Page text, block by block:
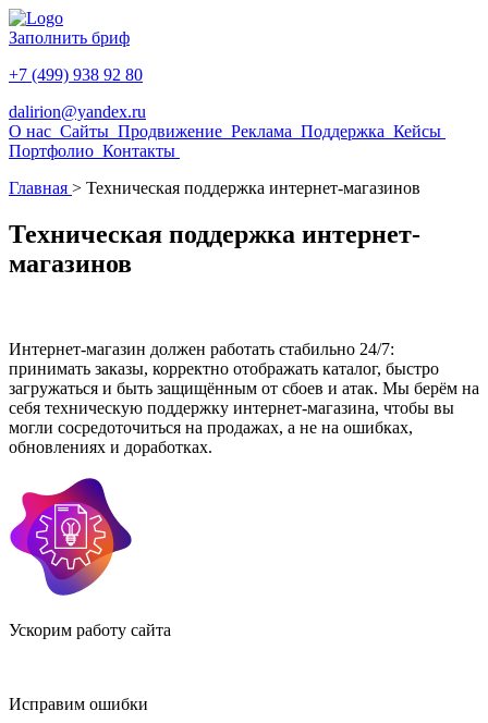
Заполнить бриф
+7 (499) 938 92 80
dalirion@yandex.ru
О нас Сайты Продвижение Реклама Поддержка Кейсы
Портфолио Контакты
Главная > Техническая поддержка интернет-магазинов
Техническая поддержка интернет-
магазинов
Интернет-магазин должен работать стабильно 24/7:
принимать заказы, корректно отображать каталог, быстро
загружаться и быть защищённым от сбоев и атак. Мы берём на
себя техническую поддержку интернет-магазина, чтобы вы
могли сосредоточиться на продажах, а не на ошибках,
обновлениях и доработках.
Ускорим работу сайта
Исправим ошибки